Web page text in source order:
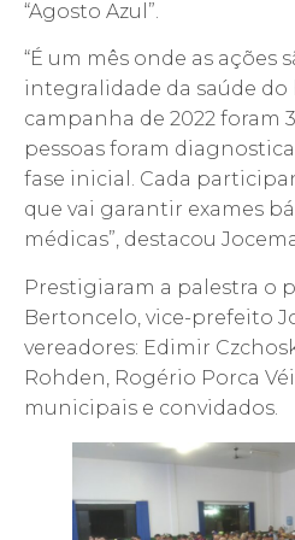
“Agosto Azul”.
“É um mês onde as ações
integralidade da saúde do
campanha de 2022 foram
pessoas foram
fase inicial. Cada
que vai garantir exames
médicas”, destacou
Prestigiaram a palestra o
Bertoncelo, vice-prefeito
vereadores: Edimir
Rohden, Rogério Porca
municipais e convidados.